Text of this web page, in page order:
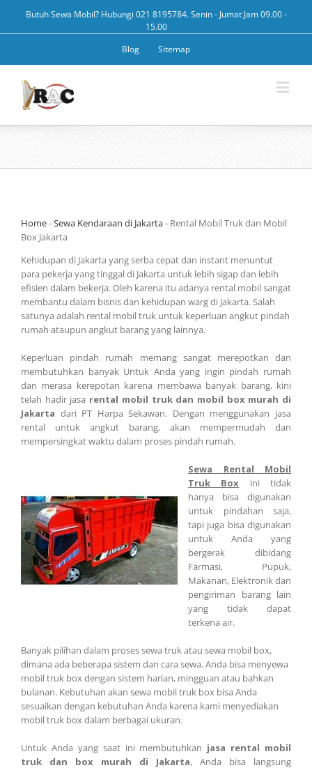
Butuh Sewa Mobil? Hubungi 021 8195784. Senin - Jumat Jam 09.00 -
15.00
Blog
Sitemap
Home-Sewa Kendaraan di Jakarta- Rental Mobil Truk dan Mobil
Box Jakarta
Kehidupan di Jakarta yang serba cepat dan instant menuntut
para pekerja yang tinggal di Jakarta untuk lebih sigap dan lebih
efisien dalam bekerja. Oleh karena itu adanya rental mobil sangat
membantu dalam bisnis dan kehidupan warg di Jakarta. Salah
satunya adalah rental mobil truk untuk keperluan angkut pindah
rumah ataupun angkut barang yang lainnya.
Keperluan pindah rumah memang sangat merepotkan dan
membutuhkan banyak Untuk Anda yang ingin pindah rumah
dan merasa kerepotan karena membawa banyak barang, kini
telah hadir jasa rental mobil truk dan mobil box murah di
Jakarta dari PT Harpa Sekawan. Dengan menggunakan jasa
rental untuk angkut barang, akan mempermudah dan
mempersingkat waktu dalam proses pindah rumah.
Sewa Rental Mobil
Truk Box ini tidak
hanya bisa digunakan
untuk pindahan saja,
tapi juga bisa digunakan
untuk Anda yang
bergerak dibidang
Farmasi, Pupuk,
Makanan, Elektronik dan
pengiriman barang lain
yang tidak dapat
terkena air.
Banyak pilihan dalam proses sewa truk atau sewa mobil box,
dimana ada beberapa sistem dan cara sewa. Anda bisa menyewa
mobil truk box dengan sistem harian, mingguan atau bahkan
bulanan. Kebutuhan akan sewa mobil truk box bisa Anda
sesuaikan dengan kebutuhan Anda karena kami menyediakan
mobil truk box dalam berbagai ukuran.
Untuk Anda yang saat ini membutuhkan jasa rental mobil
truk dan box murah di Jakarta, Anda bisa langsung